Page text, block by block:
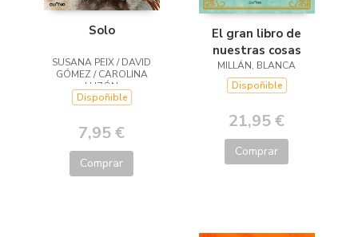
Solo
SUSANA PEIX / DAVID
GÓMEZ / CAROLINA
LUZÓN
Dispoñible
7,95 €
Comprar
El gran libro de
nuestras cosas
MILLÁN, BLANCA
Dispoñible
21,95 €
Comprar